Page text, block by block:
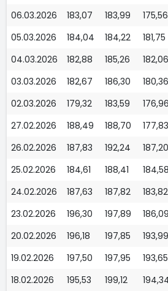
06.03.2026
183,07 183,99 175,56
05.03.2026
184,04 184,22 181,75
04.03.2026
182,88 185,26 182,06
03.03.2026
182,67 186,30 180,36
02.03.2026
179,32 183,59 176,96
27.02.2026
188,49 188,70 177,83
26.02.2026
187,83 192,24 187,20
25.02.2026
184,61 188,41 184,58
24.02.2026
187,63 187,82 183,82
23.02.2026
196,30 197,89 186,09
20.02.2026
196,18 197,85 193,99
19.02.2026
197,50 197,95 193,65
18.02.2026
195,53 199,12